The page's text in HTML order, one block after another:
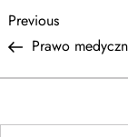
N
a
w
Previous
Post
Previous
Prawo